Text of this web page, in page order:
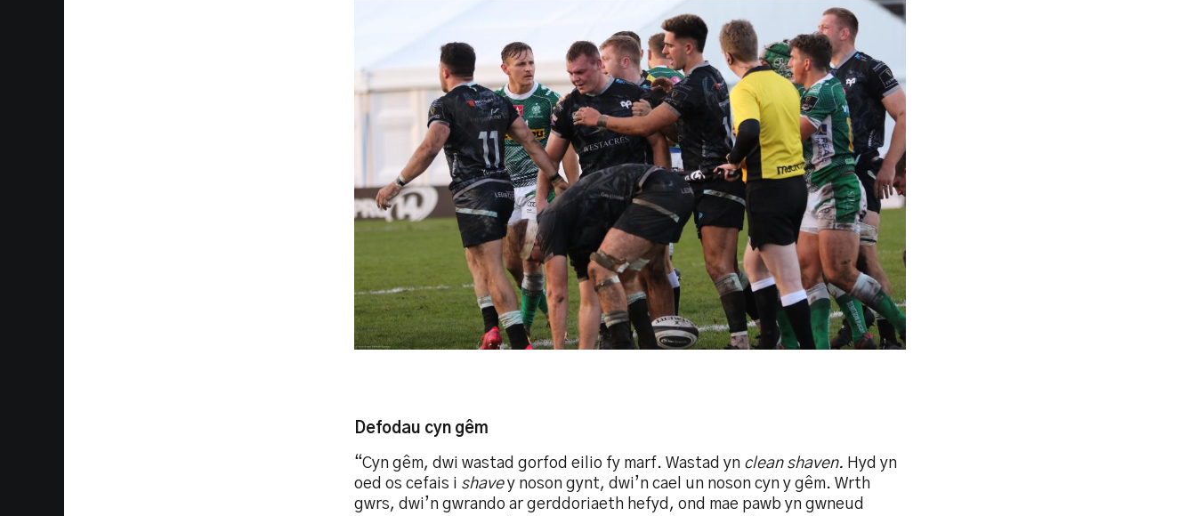
Defodau cyn gêm
“Cyn gêm, dwi wastad gorfod eilio fy marf. Wastad yn clean shaven. Hyd yn
oed os cefais i shavey noson gynt, dwi’n cael un noson cyn y gêm. Wrth
gwrs, dwi’n gwrando ar gerddoriaeth hefyd, ond mae pawb yn gwneud